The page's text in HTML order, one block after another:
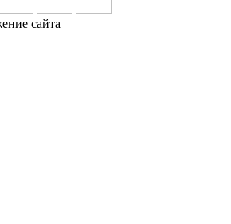
сайта